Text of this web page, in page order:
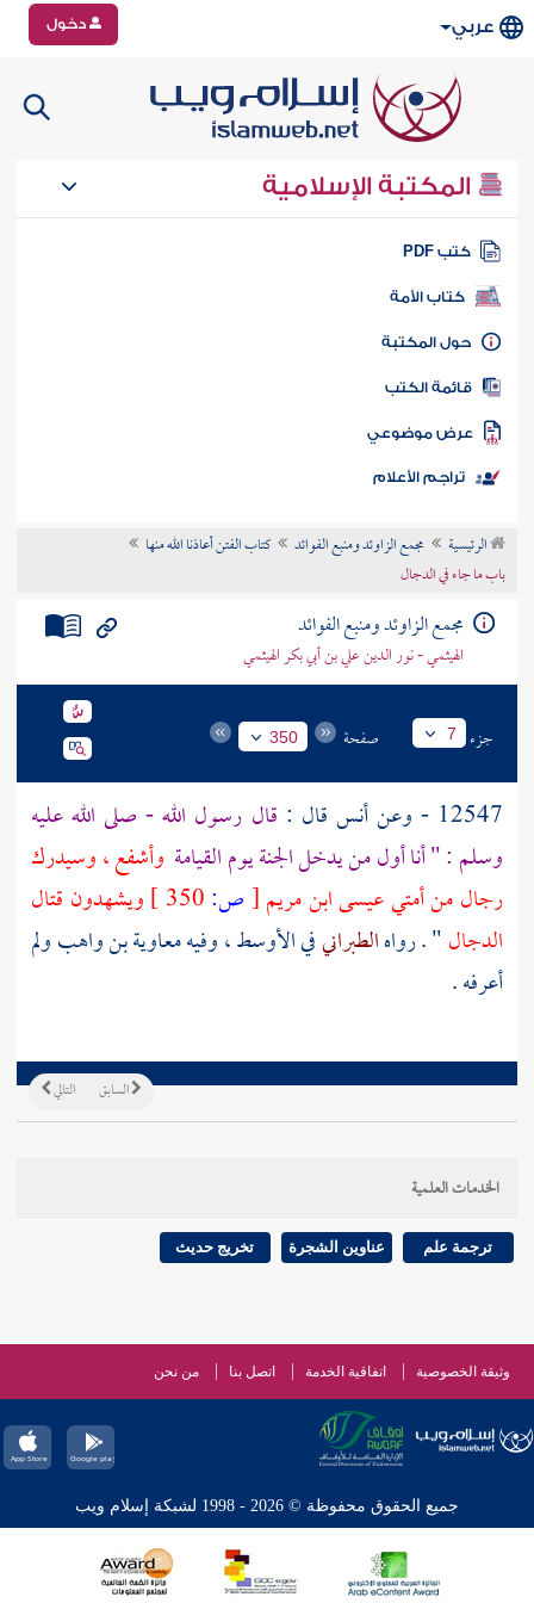
عربي دخول
المكتبة الإسلامية
كتب PDF
كتاب الأمة
المكتبة
الكتب
موضوعي
تراجم الأعلام
الرئيسية مجمع الزاوئد ومنبع الفوائد
كتاب الفتن أعاذنا الله منها
باب ما جاء في الدجال
مجمع الزاوئد ومنبع الفوائد
الهيثمي - نور الدين علي بن أبي بكر الهيثمي
جزء 7 صفحة 350
12547 - وعن أنس قال : قال رسول الله - صلى الله عليه
وسلم : " أنا أول من يدخل الجنة يوم القيامة وأشفع ، وسيدرك
رجال من أمتيعيسى ابن مريم[ص:
ويشهدون قتال
الدجال" . رواهالطبرانيفي الأوسط ، وفيهمعاوية بن واهبولم
أعرفه .
التالي السابق
الخدمات العلمية
ترجمة علم عناوين الشجرة تخريج حديث
وثيقة الخصوصية اتفاقية الخدمة اتصل بنا من نحن
جميع الحقوق محفوظة © 2026 - 1998 لشبكة إسلام ويب